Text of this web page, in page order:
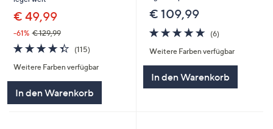
€ 49,99
-61% € 129,99
4.3
von
5
(115)
Weitere Farben verfügbar
In den Warenkorb
€ 109,99
5.0
von
5
(6)
Weitere Farben verfügbar
In den Warenkorb